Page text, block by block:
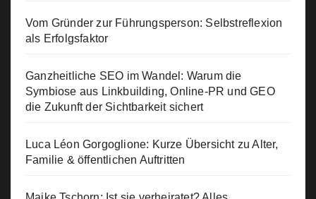
Vom Gründer zur Führungsperson: Selbstreflexion
als Erfolgsfaktor
Ganzheitliche SEO im Wandel: Warum die
Symbiose aus Linkbuilding, Online-PR und GEO
die Zukunft der Sichtbarkeit sichert
Luca Léon Gorgoglione: Kurze Übersicht zu Alter,
Familie & öffentlichen Auftritten